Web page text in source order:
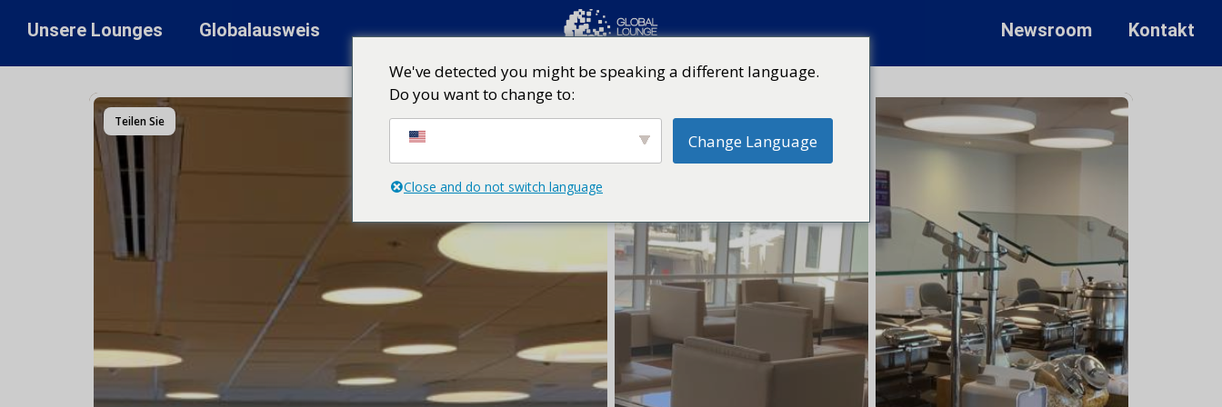
Unsere Lounges Globalausweis Newsroom Kontakt
Teilen Sie
We've detected you might be speaking a different language.
Do you want to change to:
Change Language
Close and do not switch language